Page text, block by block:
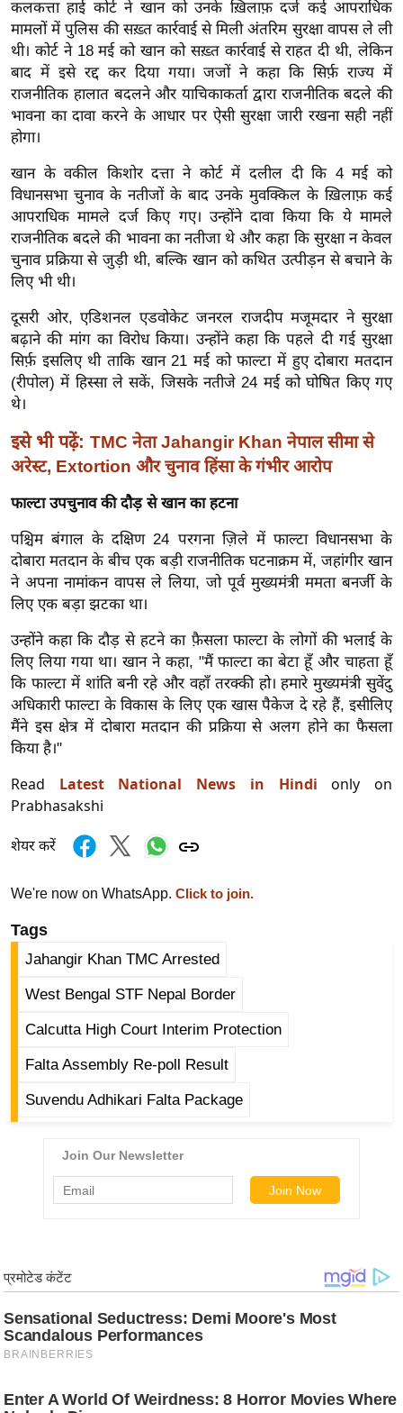
सा
ल
बे
मि
सा
श
ख्सि
य
त
यं
इं
डि
या
सा
हि
त्य
ज
ग
ऑ
टो
व
न्यू
ज
ब्री
फ
म
रं
ज
न
ग
बॉ
ली
वु
हॉ
ली
ड
r
a
k
n
कलकत्ता हाई कोर्ट ने खान को उनके ख़िलाफ़ दर्ज कई आपराधिक
मामलों में पुलिस की सख़्त कार्रवाई से मिली अंतरिम सुरक्षा वापस ले ली
थी। कोर्ट ने 18 मई को खान को सख़्त कार्रवाई से राहत दी थी, लेकिन
बाद में इसे रद्द कर दिया गया।जजों ने कहा कि सिर्फ़ राज्य में
राजनीतिक हालात बदलने और याचिकाकर्ता द्वारा राजनीतिक बदले की
भावना का दावा करने के आधार पर ऐसी सुरक्षा जारी रखना सही नहीं
होगा।
खान के वकील किशोर दत्ता ने कोर्ट में दलील दी कि 4 मई को
विधानसभा चुनाव के नतीजों के बाद उनके मुवक्किल के ख़िलाफ़ कई
आपराधिक मामले दर्ज किए गए। उन्होंने दावा किया कि ये मामले
राजनीतिक बदले की भावना का नतीजा थे और कहा कि सुरक्षा न केवल
चुनाव प्रक्रिया से जुड़ी थी, बल्कि खान को कथित उत्पीड़न से बचाने के
लिए भी थी।
दूसरी ओर, एडिशनल एडवोकेट जनरल राजदीप मजूमदार ने सुरक्षा
बढ़ाने की मांग का विरोध किया। उन्होंने कहा कि पहले दी गई सुरक्षा
सिर्फ़ इसलिए थी ताकि खान 21 मई को फाल्टा में हुए दोबारा मतदान
(रीपोल) में हिस्सा ले सकें, जिसके नतीजे 24 मई को घोषित किए गए
थे।
इसे भी पढ़ें: TMC नेता Jahangir Khan नेपाल सीमा से
अरेस्ट, Extortion और चुनाव हिंसा के गंभीर आरोप
फाल्टा उपचुनाव की दौड़ से खान का हटना
पश्चिम बंगाल के दक्षिण 24 परगना ज़िले में फाल्टा विधानसभा के
दोबारा मतदान के बीच एक बड़ी राजनीतिक घटनाक्रम में, जहांगीर खान
ने अपना नामांकन वापस ले लिया, जो पूर्व मुख्यमंत्री ममता बनर्जी के
लिए एक बड़ा झटका था।
उन्होंने कहा कि दौड़ से हटने का फ़ैसला फाल्टा के लोगों की भलाई के
लिए लिया गया था। खान ने कहा, "मैं फाल्टा का बेटा हूँ और चाहता हूँ
कि फाल्टा में शांति बनी रहे और वहाँ तरक्की हो। हमारे मुख्यमंत्री सुवेंदु
अधिकारी फाल्टा के विकास के लिए एक खास पैकेज दे रहे हैं, इसीलिए
मैंने इस क्षेत्र में दोबारा मतदान की प्रक्रिया से अलग होने का फैसला
किया है।"
Read Latest National News in Hindionly on
Prabhasakshi
शेयर करें
We're now on WhatsApp. Click to join.
Tags
Jahangir Khan TMC Arrested
West Bengal STF Nepal Border
Calcutta High Court Interim Protection
Falta Assembly Re-poll Result
Suvendu Adhikari Falta Package